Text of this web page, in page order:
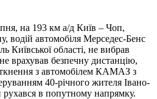
на 193 км а/д Київ – Чоп,
водій автомобіля Мерседес-Бенс
Київської області, не вибрав
врахував безпечну дистанцію,
з автомобілем КАМАЗ з
40-річного жителя Івано-
рухався в попутному напрямку.